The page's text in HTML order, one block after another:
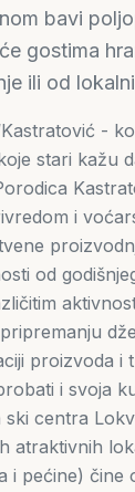
bavi
gostima
ili od
-
stari kažu
i
od
proizvoda i
i svoja
centra
atraktivnih
i pećine) čine